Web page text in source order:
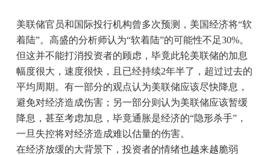
美联储官员和国际投行机构曾多次预测，美国经济将“软
着陆”。高盛的分析师认为“软着陆”的可能性不足30%。
但这并不能打消投资者的顾虑，毕竟此轮美联储的加息
幅度很大，速度很快，且已经持续2年半了，超过过去的
平均周期。有一部分的观点认为美联储应该尽快降息，
避免对经济造成伤害；另一部分则认为美联储应该暂缓
降息，甚至考虑加息，毕竟通胀是经济的“隐形杀手”，
一旦失控将对经济造成难以估量的伤害。
在经济放缓的大背景下，投资者的情绪也越来越脆弱